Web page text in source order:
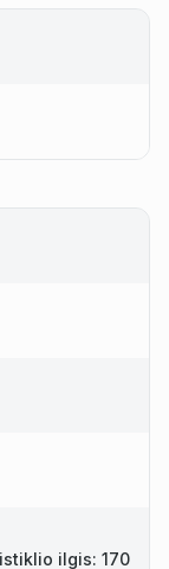
ilgis: 170